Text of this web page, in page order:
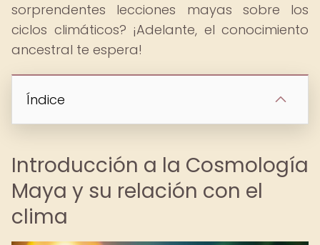
sorprendentes lecciones mayas sobre los
ciclos climáticos? ¡Adelante, el conocimiento
ancestral te espera!
Índice
Introducción a la Cosmología
Maya y su relación con el
clima